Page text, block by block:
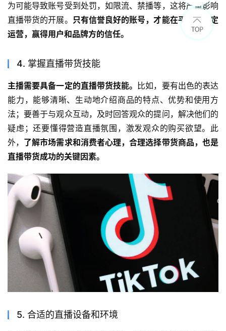
为可能导致账号受到处罚，如限流、禁播等，这将严重影响
直播带货的开展。 只有信誉良好的账号，才能在平台上稳定
运营，赢得用户和品牌方的信任。
4. 掌握直播带货技能
主播需要具备一定的直播带货技能。
比如，要有出色的表达
能力，能够清晰、生动地介绍商品的特点、优势和使用方
法；要善于与观众互动，及时回答观众的提问，解决他们的
疑虑；还要懂得营造直播氛围，激发观众的购买欲望。此
外， 了解市场需求和消费者心理，合理选择带货商品，也是
直播带货成功的关键因素。
5. 合适的直播设备和环境